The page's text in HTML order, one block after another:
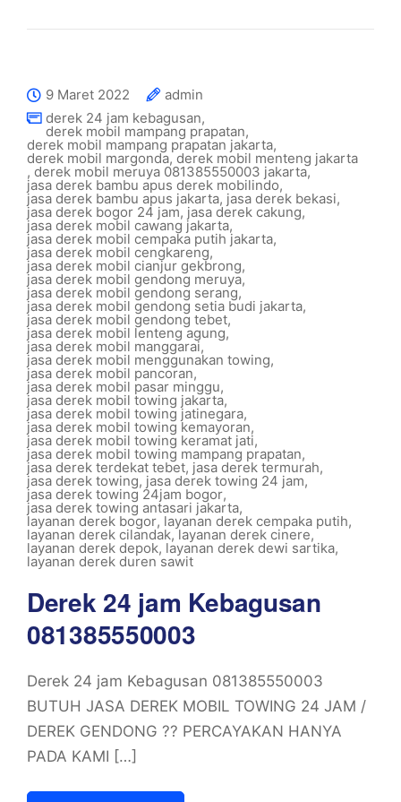
9 Maret 2022
admin
derek 24 jam kebagusan,
derek mobil mampang prapatan,
derek mobil mampang prapatan jakarta,
derek mobil margonda,derek mobil menteng jakarta
, derek mobil meruya 081385550003 jakarta,
jasa derek bambu apus derek mobilindo,
jasa derek bambu apus jakarta, jasa derek bekasi,
jasa derek bogor 24 jam, jasa derek cakung,
jasa derek mobil cawang jakarta,
jasa derek mobil cempaka putih jakarta,
jasa derek mobil cengkareng,
jasa derek mobil cianjur gekbrong,
jasa derek mobil gendong meruya,
jasa derek mobil gendong serang,
jasa derek mobil gendong setia budi jakarta,
jasa derek mobil gendong tebet,
jasa derek mobil lenteng agung,
jasa derek mobil manggarai,
jasa derek mobil menggunakan towing,
jasa derek mobil pancoran,
jasa derek mobil pasar minggu,
jasa derek mobil towing jakarta,
jasa derek mobil towing jatinegara,
jasa derek mobil towing kemayoran,
jasa derek mobil towing keramat jati,
jasa derek mobil towing mampang prapatan,
jasa derek terdekat tebet, jasa derek termurah,
jasa derek towing, jasa derek towing 24 jam,
jasa derek towing 24jam bogor,
jasa derek towing antasari jakarta,
layanan derek bogor, layanan derek cempaka putih,
layanan derek cilandak,layanan derek cinere,
layanan derek depok, layanan derek dewi sartika,
layanan derek duren sawit
Derek 24 jam Kebagusan
081385550003
Derek 24 jam Kebagusan 081385550003
BUTUH JASA DEREK MOBIL TOWING 24 JAM /
DEREK GENDONG ?? PERCAYAKAN HANYA
PADA KAMI […]